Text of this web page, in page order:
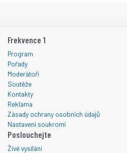
Frekvence 1
Program
Pořady
Moderátoři
Soutěže
Kontakty
Reklama
Zásady ochrany osobních údajů
Nastavení soukromí
Poslouchejte
Živé vysílání